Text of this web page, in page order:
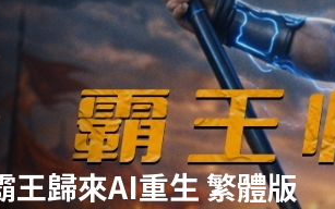
王歸來AI重生 繁體版